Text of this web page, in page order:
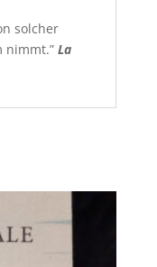
solcher
nimmt.” La